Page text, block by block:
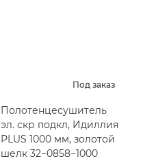
Под заказ
Полотенцесушитель
эл. скр подкл, Идиллия
PLUS 1000 мм, золотой
шелк 32−0858−1000